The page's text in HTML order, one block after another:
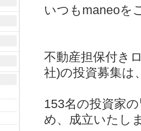
いつもmaneoを
不動産担保付き
社)の投資募集は
153名の投資家
め、成立いたし